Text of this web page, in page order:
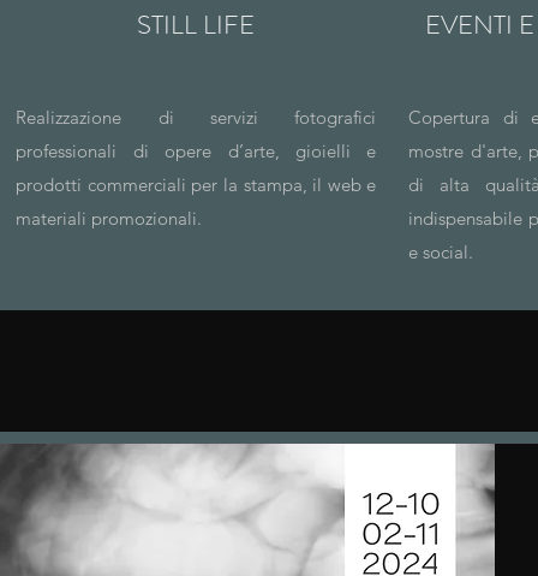
STILL LIFE
Realizzazione di servizi fotografici
professionali di opere d’arte, gioielli e
prodotti commerciali per la stampa, il web e
materiali promozionali.
EVENTI
Copertura di
mostre d'arte,
di alta
indispensabile
e social.